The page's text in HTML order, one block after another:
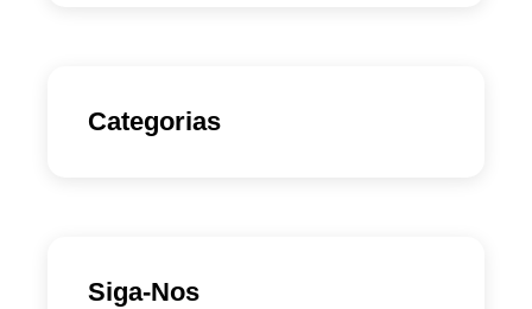
Categorias
Siga-Nos